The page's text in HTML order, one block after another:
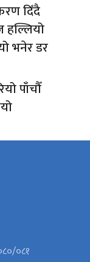
दिँदै
हल्लियो
भनेर डर
पाँचौँ
०८१